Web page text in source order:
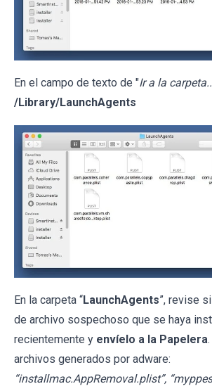
En el campo de texto de "Ir a la
/Library/LaunchAgents
En la carpeta “LaunchAgents”, revise
de archivo sospechoso que se haya
recientemente y envíelo a la Papelera
archivos generados por adware:
“installmac.AppRemoval.plist”,